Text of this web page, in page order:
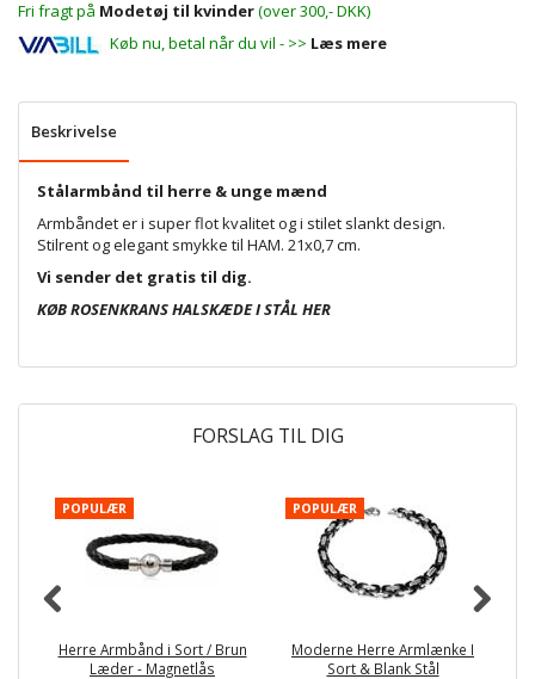
Fri fragt på Modetøj til kvinder(over 300,- DKK)
Køb nu, betal når du vil - >> Læs mere
Beskrivelse
Stålarmbånd til herre & unge mænd
Armbåndet er i super flot kvalitet og i stilet slankt design.
Stilrent og elegant smykke til HAM. 21x0,7 cm.
Vi sender det gratis til dig.
KØB ROSENKRANS HALSKÆDE I STÅL HER
FORSLAG TIL DIG
POPULÆR
Herre Armbånd i Sort / Brun
Læder - Magnetlås
POPULÆR
Moderne Herre Armlænke I
Sort & Blank Stål